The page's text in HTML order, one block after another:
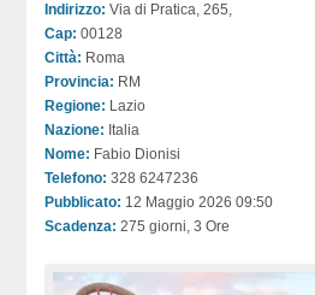
Indirizzo: Via di Pratica, 265,
Cap: 00128
Città: Roma
Provincia: RM
Regione: Lazio
Nazione: Italia
Nome: Fabio Dionisi
Telefono: 328 6247236
Pubblicato: 12 Maggio 2026 09:50
Scadenza: 275 giorni, 3 Ore